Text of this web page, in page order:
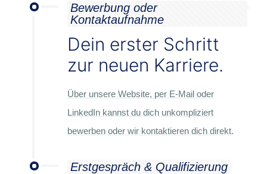
Bewerbung oder
Kontaktaufnahme
Dein erster Schritt
zur neuen Karriere.
Über unsere Website, per E-Mail oder
LinkedIn kannst du dich unkompliziert
bewerben oder wir kontaktieren dich direkt.
Erstgespräch & Qualifizierung